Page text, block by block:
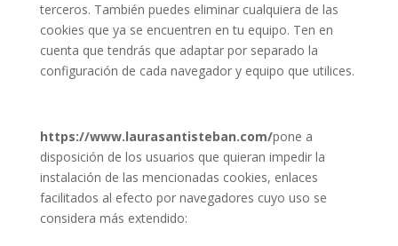
terceros. También puedes eliminar cualquiera de las
cookies que ya se encuentren en tu equipo. Ten en
cuenta que tendrás que adaptar por separado la
configuración de cada navegador y equipo que utilices.
https://www.laurasantisteban.com/pone a
disposición de los usuarios que quieran impedir la
instalación de las mencionadas cookies, enlaces
facilitados al efecto por navegadores cuyo uso se
considera más extendido: